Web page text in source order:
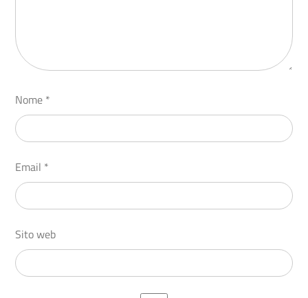
Nome *
Email *
Sito web